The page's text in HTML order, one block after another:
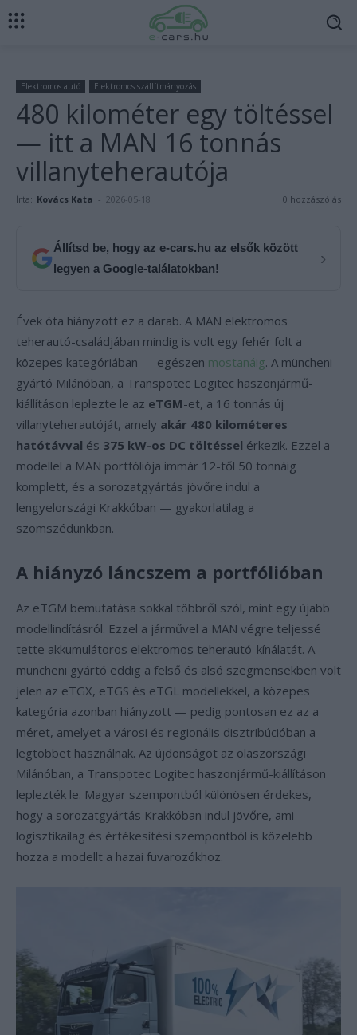
Elektromos autó Elektromos szállítmányozás
480 kilométer egy töltéssel
— itt a MAN 16 tonnás
villanyteherautója
Írta: Kovács Kata - 2026-05-18 0 hozzászólás
Állítsd be, hogy az e-cars.hu az elsők között
legyen a Google-találatokban!
›
Évek óta hiányzott ez a darab. A MAN elektromos
teherautó-családjában mindig is volt egy fehér folt a
közepes kategóriában — egészen mostanáig. A müncheni
gyártó Milánóban, a Transpotec Logitec haszonjármű-
kiállításon leplezte le az eTGM-et, a 16 tonnás új
villanyteherautóját, amely akár 480 kilométeres
hatótávval és 375 kW-os DC töltéssel érkezik. Ezzel a
modellel a MAN portfóliója immár 12-től 50 tonnáig
komplett, és a sorozatgyártás jövőre indul a
lengyelországi Krakkóban — gyakorlatilag a
szomszédunkban.
A hiányzó láncszem a portfólióban
Az eTGM bemutatása sokkal többről szól, mint egy újabb
modellindításról. Ezzel a járművel a MAN végre teljessé
tette akkumulátoros elektromos teherautó-kínálatát. A
müncheni gyártó eddig a felső és alsó szegmensekben volt
jelen az eTGX, eTGS és eTGL modellekkel, a közepes
kategória azonban hiányzott — pedig pontosan ez az a
méret, amelyet a városi és regionális disztribúcióban a
legtöbbet használnak. Az újdonságot az olaszországi
Milánóban, a Transpotec Logitec haszonjármű-kiállításon
leplezték le. Magyar szempontból különösen érdekes,
hogy a sorozatgyártás Krakkóban indul jövőre, ami
logisztikailag és értékesítési szempontból is közelebb
hozza a modellt a hazai fuvarozókhoz.